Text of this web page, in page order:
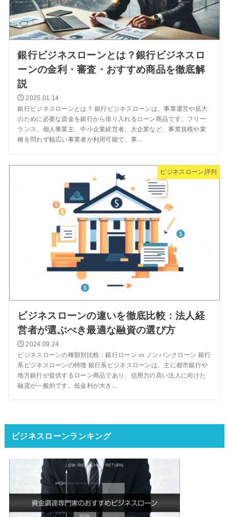
銀行ビジネスローンとは？銀行ビジネスロ
ーンの金利・審査・おすすめ商品を徹底解
説
2025.01.14
銀行ビジネスローンとは？ 銀行ビジネスローンは、事業運営や拡大
のために必要な資金を銀行から借り入れるローン商品です。フリー
ランス、個人事業主、中小企業経営者、大企業など、事業規模や業
種を問わず幅広い事業者が利用可能で、事...
ビジネスローン評判
ビジネスローンの違いを徹底比較：法人経
営者が選ぶべき最適な融資の選び方
2024.09.24
ビジネスローンの種類別比較：銀行ローン vs ノンバンクローン 銀行
系ビジネスローンの特徴 銀行系ビジネスローンは、主に都市銀行や
地方銀行が提供するローン商品であり、信用力の高い法人に向けた
融資が一般的です。低金利が大き...
ビジネスローンランキング